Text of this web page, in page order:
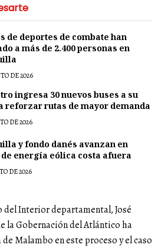
de deportes de combate han
a más de 2.400 personas en
DE 2026
ingresa 30 nuevos buses a su
reforzar rutas de mayor demanda
DE 2026
y fondo danés avanzan en
energía eólica costa afuera
DE 2026
del Interior departamental, José
la Gobernación del Atlántico ha
Malambo en este proceso y el caso